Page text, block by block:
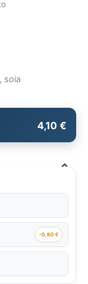
soia
4,10 €
⌃
-0,80 €